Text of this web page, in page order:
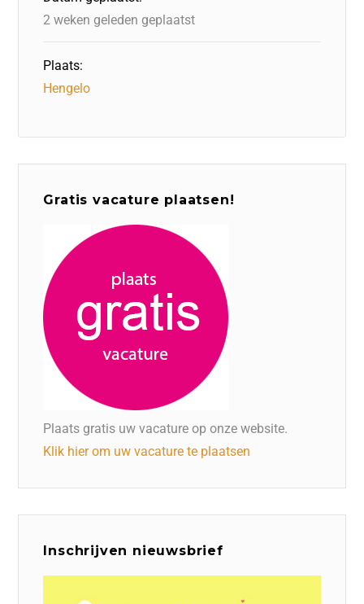
k
2 weken geleden geplaatst
Plaats:
Hengelo
Gratis vacature plaatsen!
Plaats gratis uw vacature op onze website.
Klik hier om uw vacature te plaatsen
Inschrijven nieuwsbrief